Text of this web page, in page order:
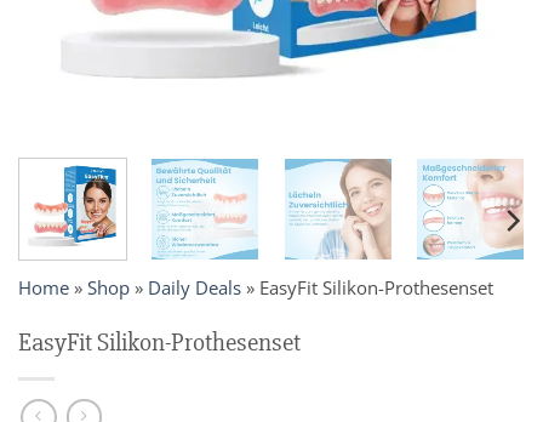
Home » Shop » Daily Deals » EasyFit Silikon-Prothesenset
EasyFit Silikon-Prothesenset